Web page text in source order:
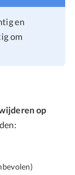
en
om
op